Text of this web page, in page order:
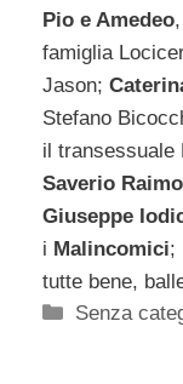
Pio e Amedeo
famiglia
Jason;
Stefano
il transessuale
Saverio
Giuseppe
i Malincomici;
tutte bene,
Categorie
Senza